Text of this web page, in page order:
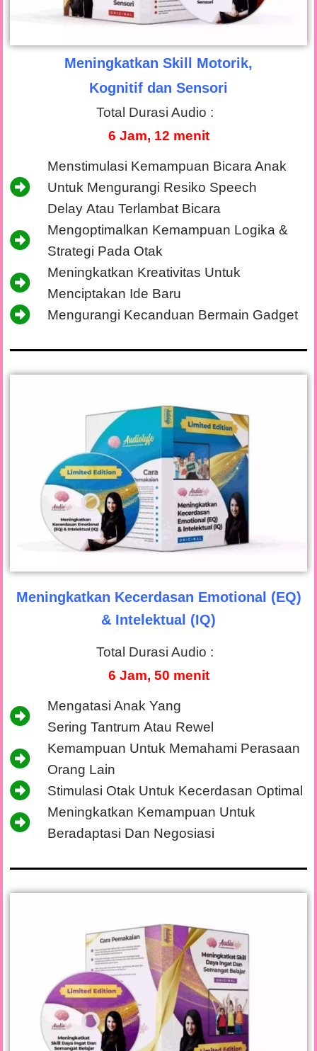
Meningkatkan Skill Motorik,
Kognitif dan Sensori
Total Durasi Audio :
6 Jam, 12 menit
Menstimulasi Kemampuan Bicara Anak
Untuk Mengurangi Resiko Speech
Delay Atau Terlambat Bicara
Mengoptimalkan Kemampuan Logika &
Strategi Pada Otak
Meningkatkan Kreativitas Untuk
Menciptakan Ide Baru
Mengurangi Kecanduan Bermain Gadget
Meningkatkan Kecerdasan Emotional (EQ)
& Intelektual (IQ)
Total Durasi Audio :
6 Jam, 50 menit
Mengatasi Anak Yang
Sering Tantrum Atau Rewel
Kemampuan Untuk Memahami Perasaan
Orang Lain
Stimulasi Otak Untuk Kecerdasan Optimal
Meningkatkan Kemampuan Untuk
Beradaptasi Dan Negosiasi